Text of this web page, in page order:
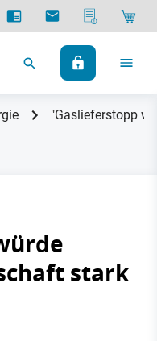
"Gaslieferstopp
stark